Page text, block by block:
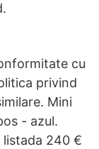
cu
privind
Mini
- azul.
240 €